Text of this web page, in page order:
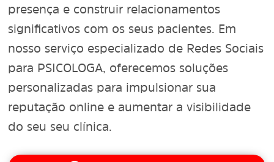
presença e construir relacionamentos
significativos com os seus pacientes. Em
nosso serviço especializado de Redes Sociais
para PSICOLOGA, oferecemos soluções
personalizadas para impulsionar sua
reputação online e aumentar a visibilidade
do seu seu clínica.